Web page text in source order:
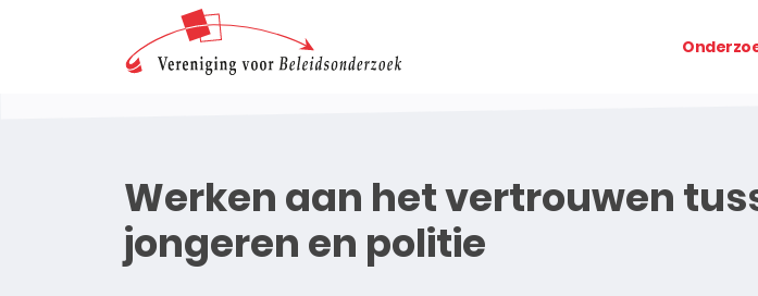
Werken aan het vertrouwen
jongeren en politie